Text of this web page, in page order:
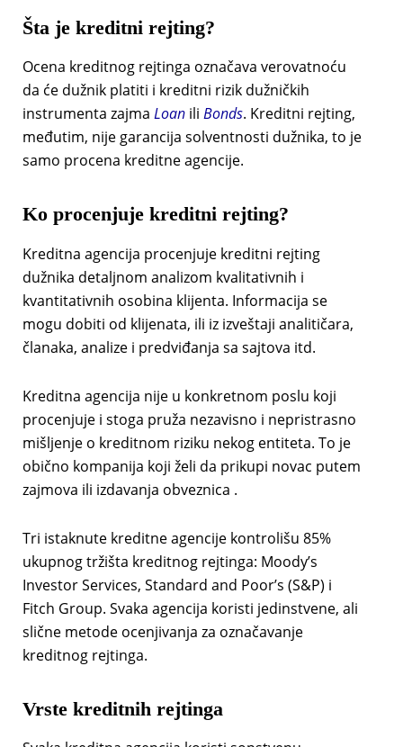
Šta je kreditni rejting?
Ocena kreditnog rejtinga označava verovatnoću
da će dužnik platiti i kreditni rizik dužničkih
instrumenta zajma Loan ili Bonds. Kreditni rejting,
međutim, nije garancija solventnosti dužnika, to je
samo procena kreditne agencije.
Ko procenjuje kreditni rejting?
Kreditna agencija procenjuje kreditni rejting
dužnika detaljnom analizom kvalitativnih i
kvantitativnih osobina klijenta. Informacija se
mogu dobiti od klijenata, ili iz izveštaji analitičara,
članaka, analize i predviđanja sa sajtova itd.
Kreditna agencija nije u konkretnom poslu koji
procenjuje i stoga pruža nezavisno i nepristrasno
mišljenje o kreditnom riziku nekog entiteta. To je
obično kompanija koji želi da prikupi novac putem
zajmova ili izdavanja obveznica .
Tri istaknute kreditne agencije kontrolišu 85%
ukupnog tržišta kreditnog rejtinga: Moody’s
Investor Services, Standard and Poor’s (S&P) i
Fitch Group. Svaka agencija koristi jedinstvene, ali
slične metode ocenjivanja za označavanje
kreditnog rejtinga.
Vrste kreditnih rejtinga